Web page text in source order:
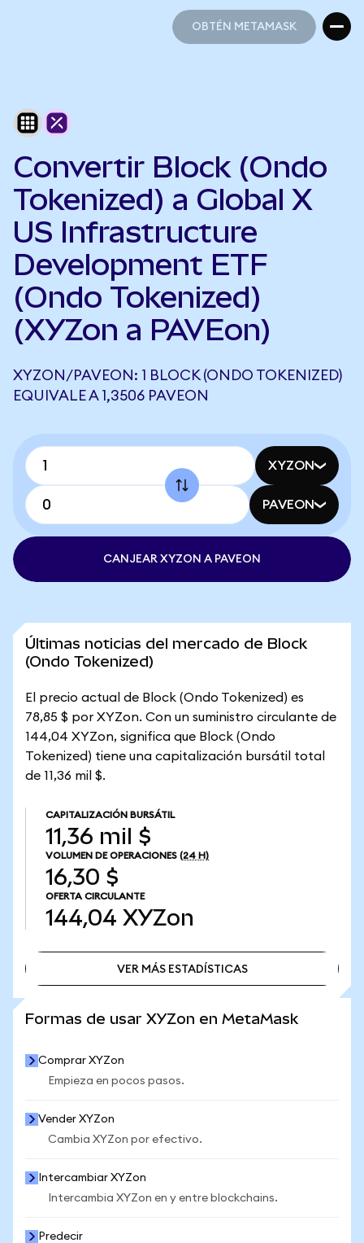
OBTÉN METAMASK
Convertir Block (Ondo
Tokenized) a Global X
US Infrastructure
Development ETF
(Ondo Tokenized)
(XYZon a PAVEon)
XYZON/PAVEON: 1 BLOCK (ONDO TOKENIZED)
EQUIVALE A 1,3506 PAVEON
XYZON
PAVEON
CANJEAR XYZON A PAVEON
Últimas noticias del mercado de Block
(Ondo Tokenized)
El precio actual de Block (Ondo Tokenized) es
78,85 $ por XYZon. Con un suministro circulante de
144,04 XYZon, significa que Block (Ondo
Tokenized) tiene una capitalización bursátil total
de 11,36 mil $.
CAPITALIZACIÓN BURSÁTIL
11,36 mil $
VOLUMEN DE OPERACIONES (24 H)
16,30 $
OFERTA CIRCULANTE
144,04 XYZon
VER MÁS ESTADÍSTICAS
Formas de usar XYZon en MetaMask
Comprar XYZon
Empieza en pocos pasos.
Vender XYZon
Cambia XYZon por efectivo.
Intercambiar XYZon
Intercambia XYZon en y entre blockchains.
Predecir